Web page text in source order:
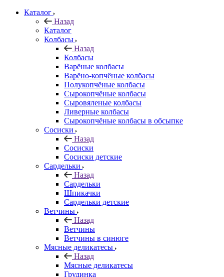
Каталог
Назад
Каталог
Колбасы
Назад
Колбасы
Варёные колбасы
Варёно-копчёные колбасы
Полукопчёные колбасы
Сырокопчёные колбасы
Сыровяленые колбасы
Ливерные колбасы
Сырокопчёные колбасы в обсыпке
Сосиски
Назад
Сосиски
Сосиски детские
Сардельки
Назад
Сардельки
Шпикачки
Сардельки детские
Ветчины
Назад
Ветчины
Ветчины в синюге
Мясные деликатесы
Назад
Мясные деликатесы
Грудинка